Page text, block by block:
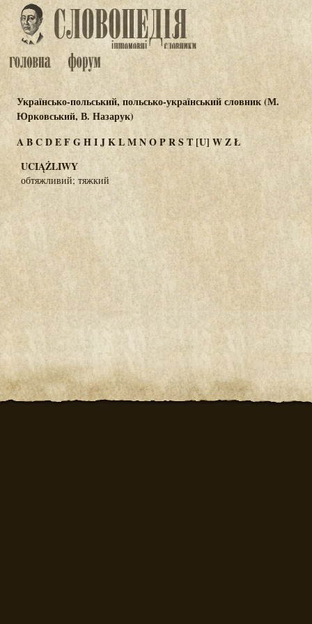
Українсько-польський, польсько-український словник (М.
Юрковський, В. Назарук)
ABCDEFGHIJKLMNOPRST [U] WZŁ
UCIĄŻLIWY
обтяжливий; тяжкий